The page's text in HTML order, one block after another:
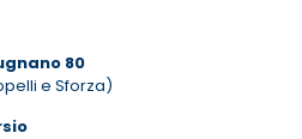
80
e Sforza)